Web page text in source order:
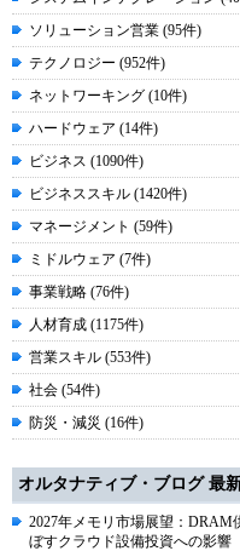
ソリューション営業 (95件)
テクノロジー (952件)
ネットワーキング (10件)
ハードウェア (14件)
ビジネス (1090件)
ビジネススキル (1420件)
マネージメント (59件)
ミドルウェア (7件)
事業戦略 (76件)
人材育成 (1175件)
営業スキル (553件)
社会 (54件)
防災・減災 (16件)
オルタナティブ・ブログ 最
2027年メモリ市場展望：DRAM
ぼすクラウド設備投資への影響